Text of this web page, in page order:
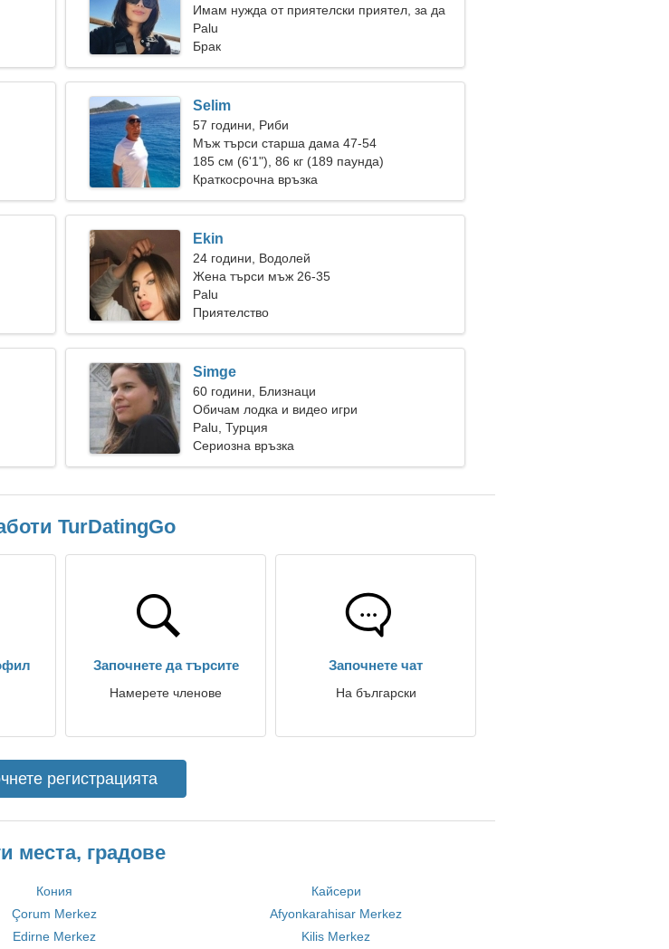
Имам нужда от приятелски приятел, за да
готвя заедно
Palu
Брак
Selim
57 години, Риби
Мъж търси старша дама 47-54
185 см (6'1"), 86 кг (189 паунда)
Краткосрочна връзка
Ekin
24 години, Водолей
Жена търси мъж 26-35
Palu
Приятелство
Simge
60 години, Близнаци
Обичам лодка и видео игри
Palu, Турция
Сериозна връзка
TurDatingGo
Започнете да търсите
Намерете членове
Започнете чат
На български
регистрацията
места, градове
Кония
Кайсери
Çorum Merkez
Afyonkarahisar Merkez
Edirne Merkez Kilis Merkez